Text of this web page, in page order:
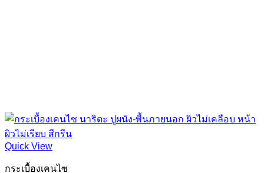
Quick View
กระเบื้องเคนไซ